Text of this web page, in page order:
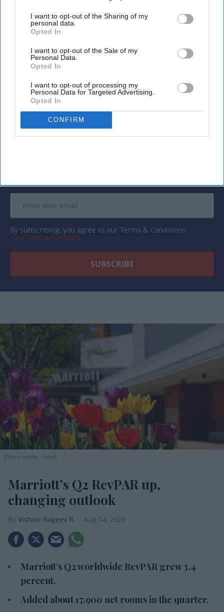
I want to opt-out of the Sharing of my
personal data.
Opted In
I want to opt-out of the Sale of my
Personal Data.
Opted In
I want to opt-out of processing my
Personal Data for Targeted Advertising.
Opted In
CONFIRM
booking because the process was too complicated
or time-consuming, while concerns over prices,
booking errors and too many options limit AI use
for final reservations.
Newsletter
By subscribing, you agree to our Terms & Conditions.
View Terms & Conditions
Photo credit: iStock
Marriott’s Q2 RevPAR up,
changing outlook
Vishnu Rageev R. Aug 04, 2026
Marriott’s Q2 worldwide RevPAR grew 3.4
percent.
Added about 17,900 net rooms in the quarter.